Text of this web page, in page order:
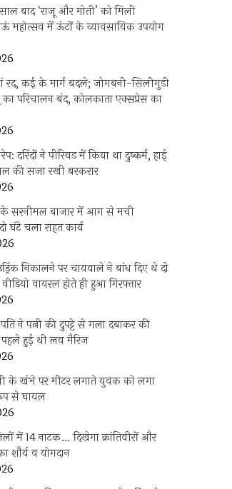
बाद ‘राजू और मोती’ को मिली
महोत्सव में ऊंटों के व्यावसायिक उपयोग
रद, कई के मार्ग बदले; जोगबनी-सिलीगुड़ी
का परिचालन बंद, कोलकाता एक्सप्रेस का
दरिंदों ने पीरियड में किया था दुष्कर्म, हाई
की सजा रखी बरकरार
सरनीमल बाजार में आग से मची
घंटे चला राहत कार्य
निकालने पर चायवाले ने बांध दिए थे दो
वायरल होते ही हुआ गिरफ्तार
पति ने पत्नी की दुपट्टे से गला दबाकर की
पहले हुई थी लव मैरिज
के खंभे पर मीटर लगाते युवक को लगा
से घायल
में 14 नाटक… दिखेगा क्रांतिवीरों और
शौर्य व योगदान